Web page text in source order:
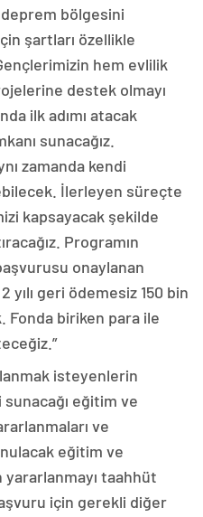
bölgesini
şartları özellikle
hem evlilik
destek olmayı
ilk adımı atacak
sunacağız.
zamanda kendi
İlerleyen süreçte
kapsayacak şekilde
Programın
onaylanan
geri ödemesiz 150 bin
Fonda biriken para ile
isteyenlerin
sunacağı eğitim ve
ve
eğitim ve
yararlanmayı taahhüt
için gerekli diğer